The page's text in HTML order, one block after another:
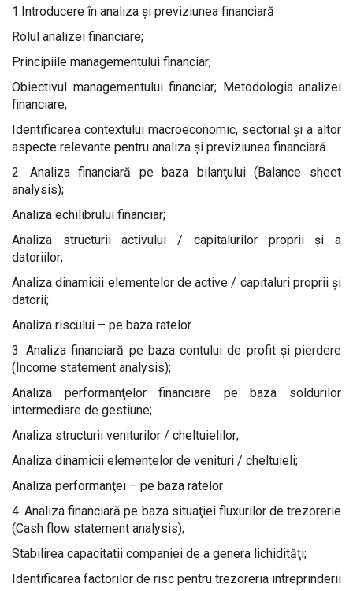
1.Introducere în analiza şi previziunea financiară
Rolul analizei financiare;
Principiile managementului financiar;
Obiectivul managementului financiar; Metodologia analizei
financiare;
Identificarea contextului macroeconomic, sectorial şi a altor
aspecte relevante pentru analiza şi previziunea financiară.
2. Analiza financiară pe baza bilanţului (Balance sheet
analysis);
Analiza echilibrului financiar;
Analiza structurii activului / capitalurilor proprii şi a
datoriilor;
Analiza dinamicii elementelor de active / capitaluri proprii şi
datorii;
Analiza riscului – pe baza ratelor
3. Analiza financiară pe baza contului de profit şi pierdere
(Income statement analysis);
Analiza performanţelor financiare pe baza soldurilor
intermediare de gestiune;
Analiza structurii veniturilor / cheltuielilor;
Analiza dinamicii elementelor de venituri / cheltuieli;
Analiza performanţei – pe baza ratelor
4. Analiza financiară pe baza situaţiei fluxurilor de trezorerie
(Cash flow statement analysis);
Stabilirea capacitatii companiei de a genera lichidităţi;
Identificarea factorilor de risc pentru trezoreria intreprinderii